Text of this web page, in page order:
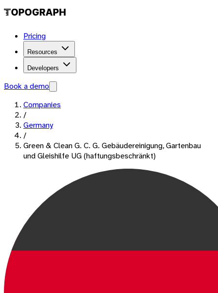
Pricing
Resources
Developers
Book a demo
Companies
/
Germany
/
Green & Clean G. C. G. Gebäudereinigung, Gartenbau
und Gleishilfe UG (haftungsbeschränkt)